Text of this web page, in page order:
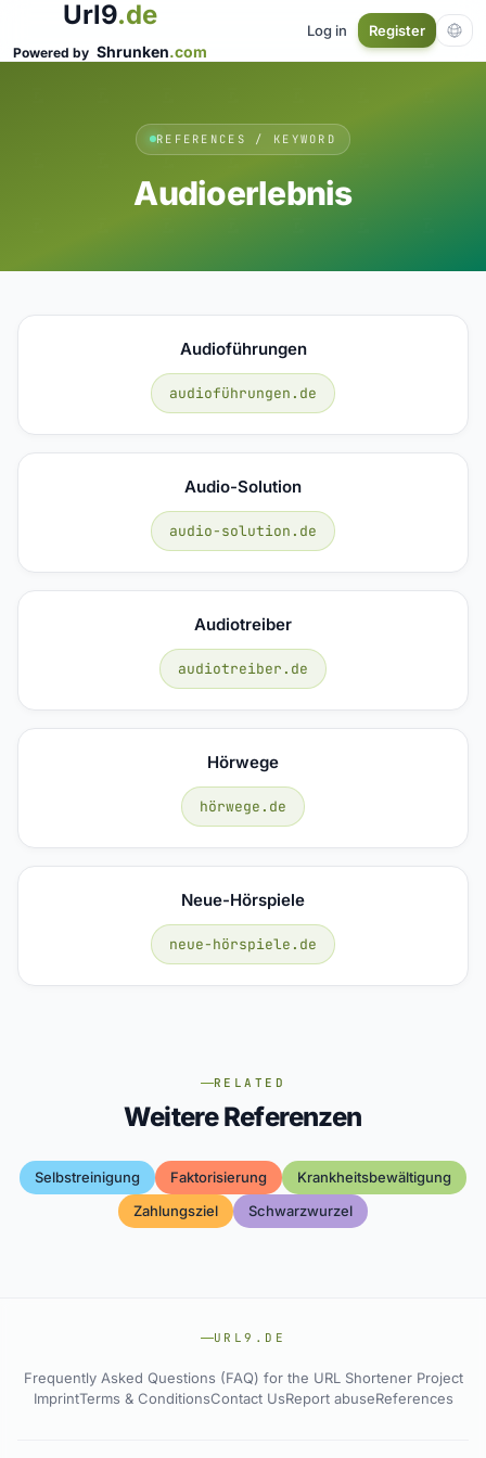
Url9.de
Powered by Shrunken.com
Log in Register
REFERENCES / KEYWORD
Audioerlebnis
Audioführungen
audioführungen.de
Audio-Solution
audio-solution.de
Audiotreiber
audiotreiber.de
Hörwege
hörwege.de
Neue-Hörspiele
neue-hörspiele.de
RELATED
Weitere Referenzen
Selbstreinigung Faktorisierung
Krankheitsbewältigung
Zahlungsziel
Schwarzwurzel
URL9.DE
Frequently Asked Questions (FAQ) for the URL Shortener Project
ImprintTerms & ConditionsContact UsReport abuseReferences